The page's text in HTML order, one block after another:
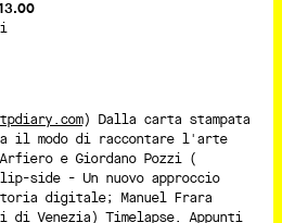
) Dalla carta stampata
il modo di raccontare l'arte
Arfiero e Giordano Pozzi (
side - Un nuovo approccio
digitale; Manuel Frara
di Venezia) Timelapse. Appunti